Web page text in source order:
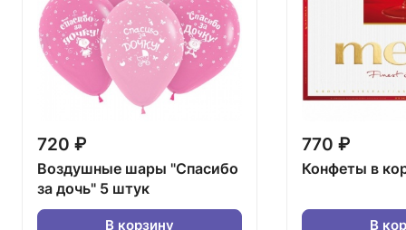
720 ₽
Воздушные шары "Спасибо
за дочь" 5 штук
В корзину
770 ₽
Конфеты в
В